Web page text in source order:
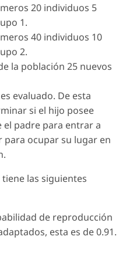
20 individuos 5
1.
40 individuos 10
2.
la población 25 nuevos
evaluado. De esta
si el hijo posee
padre para entrar a
para ocupar su lugar en
las siguientes
de reproducción
esta es de 0.91.